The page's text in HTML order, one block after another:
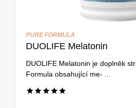
PURE FORMULA
DUOLIFE Melatonin
DUOLIFE Melatonin je doplněk
Formula obsahující me- ...